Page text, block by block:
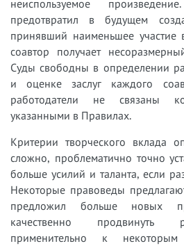
неиспользуемое
предотвратил в будущем
принявший наименьшее участие
соавтор получает
Суды свободны в определении
и оценке заслуг каждого
работодатели не связаны
указанными в Правилах.
Критерии творческого вклада
сложно, проблематично точно
больше усилий и таланта, если
Некоторые правоведы
предложил больше новых
качественно продвинуть
применительно к